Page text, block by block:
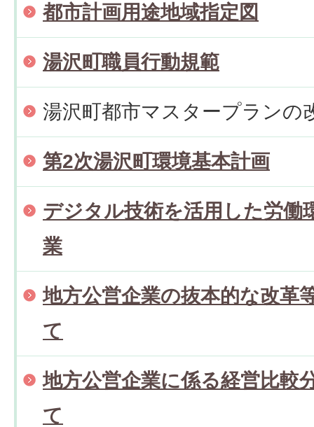
都市計画用途地域指定図
湯沢町職員行動規範
湯沢町都市マスタープランの
第2次湯沢町環境基本計画
デジタル技術を活用した労働
業
地方公営企業の抜本的な改革
て
地方公営企業に係る経営比較
て